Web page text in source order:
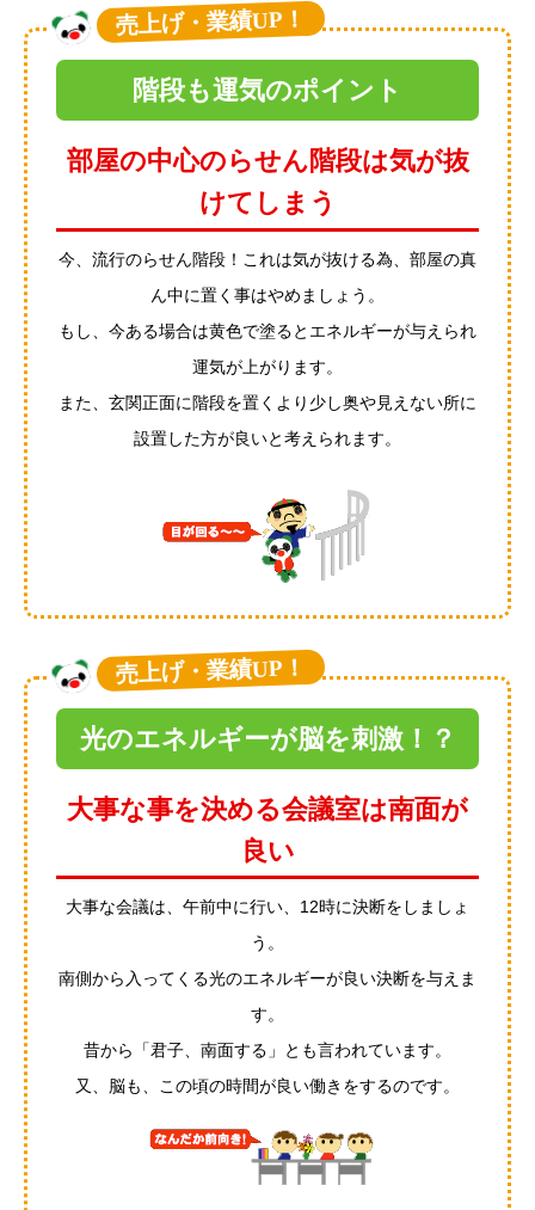
売上げ・業績UP！
階段も運気のポイント
部屋の中心のらせん階段は気が抜
けてしまう
今、流行のらせん階段！これは気が抜ける為、部屋の真
ん中に置く事はやめましょう。
もし、今ある場合は黄色で塗るとエネルギーが与えられ
運気が上がります。
また、玄関正面に階段を置くより少し奥や見えない所に
設置した方が良いと考えられます。
売上げ・業績UP！
光のエネルギーが脳を刺激！？
大事な事を決める会議室は南面が
良い
大事な会議は、午前中に行い、12時に決断をしましょ
う。
南側から入ってくる光のエネルギーが良い決断を与えま
す。
昔から「君子、南面する」とも言われています。
又、脳も、この頃の時間が良い働きをするのです。